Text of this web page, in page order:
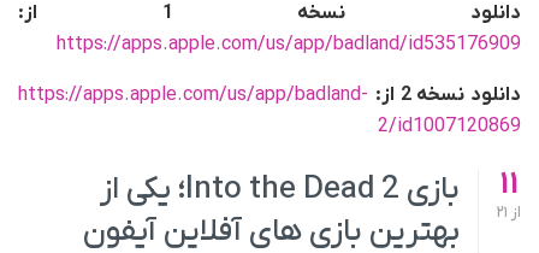
دانلود نسخه 1 از:
https://apps.apple.com/us/app/badland/id535176909
دانلود نسخه 2 از:
https://apps.apple.com/us/app/badland-
2/id1007120869
11
از
بازی Into the Dead 2؛ یکی از
بهترین بازی های آفلاین آیفون